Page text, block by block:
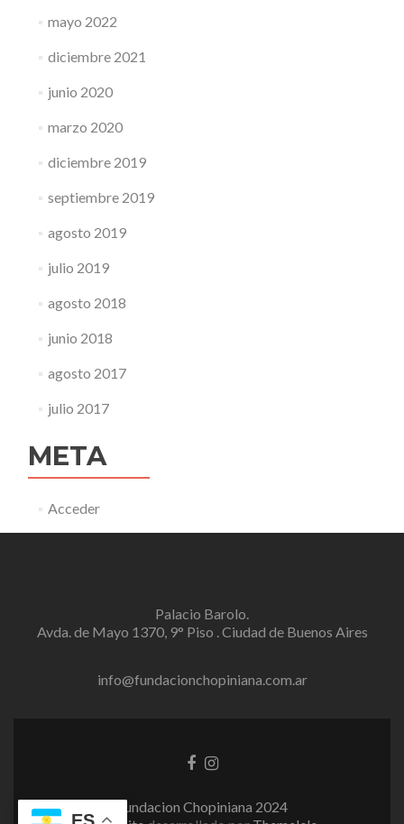
mayo 2022
diciembre 2021
junio 2020
marzo 2020
diciembre 2019
septiembre 2019
agosto 2019
julio 2019
agosto 2018
junio 2018
agosto 2017
julio 2017
META
Acceder
Palacio Barolo.
Avda. de Mayo 1370, 9° Piso . Ciudad de Buenos Aires
info@fundacionchopiniana.com.ar
EnlaceEnlace
Fundacion Chopiniana 2024